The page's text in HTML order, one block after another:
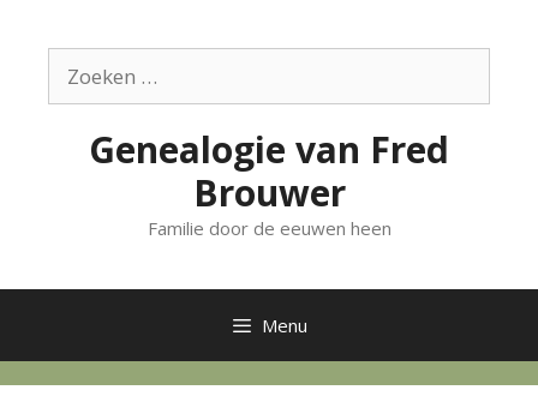
inhoudnaar:
Genealogie van Fred
Brouwer
Familie door de eeuwen heen
Menu